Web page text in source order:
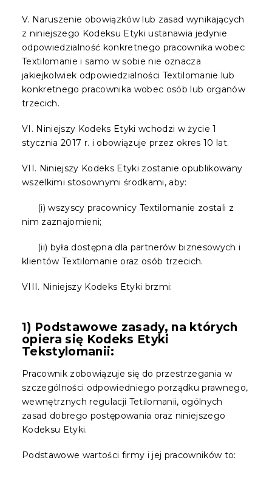
V. Naruszenie obowiązków lub zasad wynikających
z niniejszego Kodeksu Etyki ustanawia jedynie
odpowiedzialność konkretnego pracownika wobec
Textilomanie i samo w sobie nie oznacza
jakiejkolwiek odpowiedzialności Textilomanie lub
konkretnego pracownika wobec osób lub organów
trzecich.
VI. Niniejszy Kodeks Etyki wchodzi w życie 1
stycznia 2017 r. i obowiązuje przez okres 10 lat.
VII. Niniejszy Kodeks Etyki zostanie opublikowany
wszelkimi stosownymi środkami, aby:
(i) wszyscy pracownicy Textilomanie zostali z
nim zaznajomieni;
(ii) była dostępna dla partnerów biznesowych i
klientów Textilomanie oraz osób trzecich.
VIII. Niniejszy Kodeks Etyki brzmi:
1) Podstawowe zasady, na których
opiera się Kodeks Etyki
Tekstylomanii:
Pracownik zobowiązuje się do przestrzegania w
szczególności odpowiedniego porządku prawnego,
wewnętrznych regulacji Tetilomanii, ogólnych
zasad dobrego postępowania oraz niniejszego
Kodeksu Etyki.
Podstawowe wartości firmy i jej pracowników to: